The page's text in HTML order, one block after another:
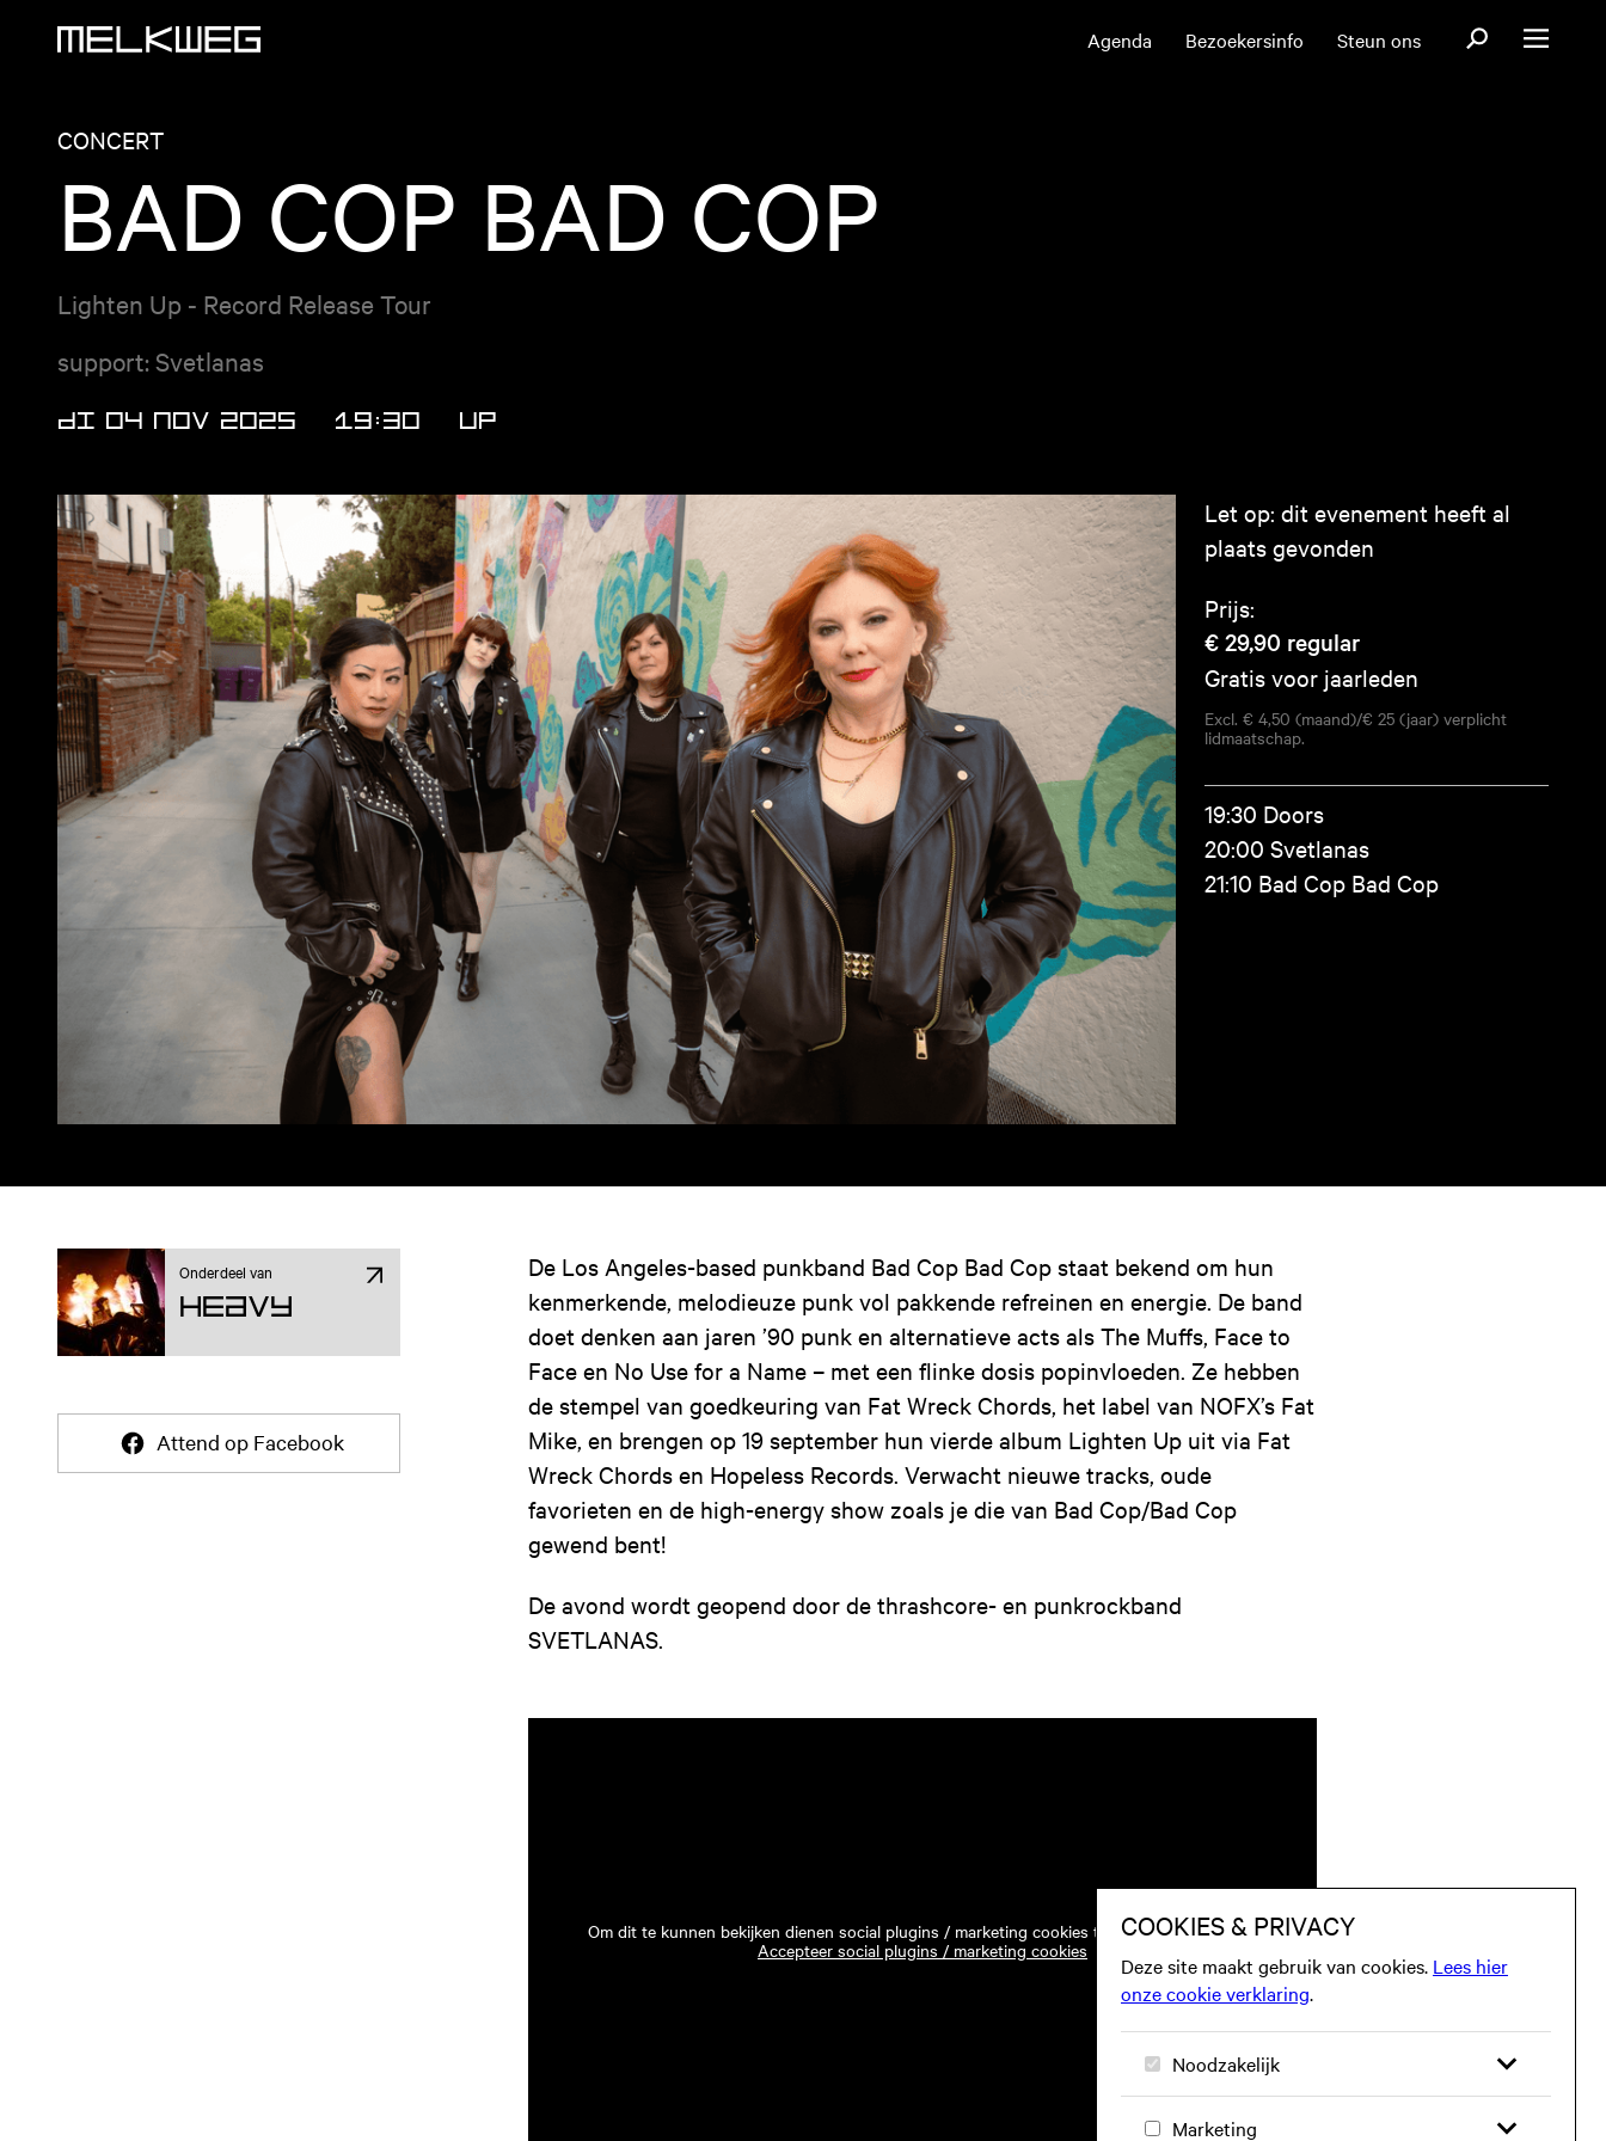
Agenda Bezoekersinfo Steun ons OpenOpen menu
CONCERT
BAD COP BAD COP
Lighten Up - Record Release Tour
support: Svetlanas
DI 04 NOV 2025 19:30 UP
Let op: dit evenement heeft al
plaats gevonden
Prijs:
€ 29,90 regular
Gratis voor jaarleden
Excl. € 4,50 (maand)/€ 25 (jaar) verplicht
lidmaatschap.
19:30 Doors
20:00 Svetlanas
21:10 Bad Cop Bad Cop
Onderdeel van
Heavy
Attend op Facebook
De Los Angeles-based punkband Bad Cop Bad Cop staat bekend om hun
kenmerkende, melodieuze punk vol pakkende refreinen en energie. De band
doet denken aan jaren ’90 punk en alternatieve acts als The Muffs, Face to
Face en No Use for a Name – met een flinke dosis popinvloeden. Ze hebben
de stempel van goedkeuring van Fat Wreck Chords, het label van NOFX’s Fat
Mike, en brengen op 19 september hun vierde album Lighten Up uit via Fat
Wreck Chords en Hopeless Records. Verwacht nieuwe tracks, oude
favorieten en de high-energy show zoals je die van Bad Cop/Bad Cop
gewend bent!
De avond wordt geopend door de thrashcore- en punkrockband
SVETLANAS.
Om dit te kunnen bekijken dienen social plugins / marketing cookies te worden toegestaan.
Accepteer social plugins / marketing cookies